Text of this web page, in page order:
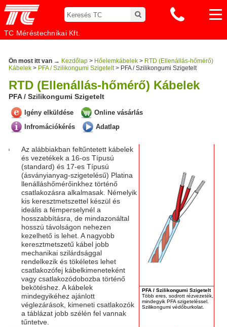
TC Méréstechnikai Kft.
Ön most itt van → Kezdőlap > Hőelemkábelek > RTD (Ellenállás-hőmérő)
Kábelek > PFA / Szilikongumi Szigetelt> PFA / Szilikongumi Szigetelt
RTD (Ellenállás-hőmérő) Kábelek
PFA / Szilikongumi Szigetelt
Igény elküldése
Online vásárlás
Infromációkérés
Adatlap
Az alábbiakban feltűntetett kábelek
és vezetékek a 16-os Típusú
(standard) és 17-es Típusú
(ásványianyag-szigetelésű) Platina
llenálláshőmérőinkhez történő
csatlakozásra alkalmasak. Némelyik
kis keresztmetszettel készül és
ideális a fémperselynél a
hosszabbításra, de mindazonáltal
hosszú távolságon nehezen
kezelhető is lehet. A nagyobb
keresztmetszetű kábel jobb
mechanikai szilárdsággal
rendelkezik és tökéletes lehet
csatlakozófej kábelkimeneteként
vagy csatlakozódobozba történő
bekötéshez. A kábelek
mindegyikéhez ajánlott
véglezárások, kimeneti csatlakozók
a táblázat jobb szélén fel vannak
tűntetve.
PFA / Szilikongumi Szigetelt
Több eres, sodrott rézvezeték,
mindegyik PFA szigeteléssel.
Szilikongumi védőburkolat.